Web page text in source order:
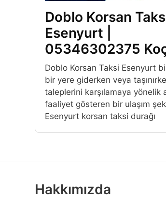
Doblo Korsan
Esenyurt |
05346302375
Doblo Korsan Taksi Esenyurt
bir yere giderken veya
taleplerini karşılamaya yönelik
faaliyet gösteren bir ulaşım
Esenyurt korsan taksi durağı
Hakkımızda